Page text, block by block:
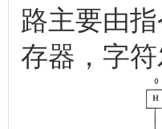
路主要由
存器，字